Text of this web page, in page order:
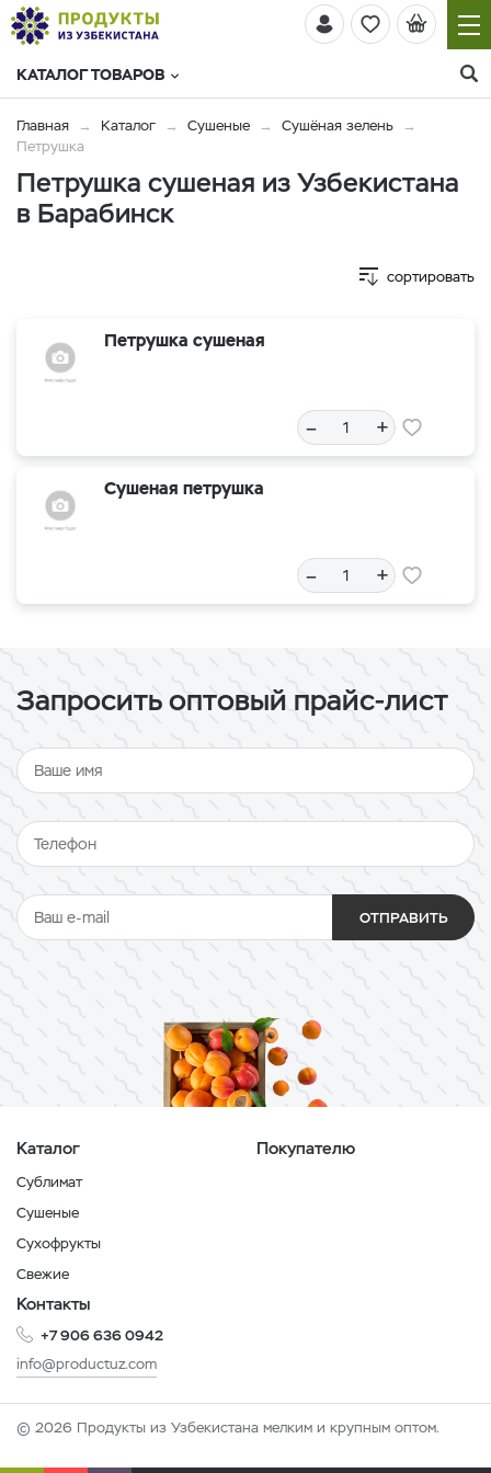
КАТАЛОГ ТОВАРОВ
Главная Каталог Сушеные
Cушёная зелень
Петрушка
Петрушка сушеная из Узбекистана
в Барабинск
сортировать
Петрушка сушеная
– +
Сушеная петрушка
– +
Запросить оптовый прайс-лист
ОТПРАВИТЬ
Каталог
Сублимат
Сушеные
Сухофрукты
Свежие
Покупателю
Контакты
+7 906 636 0942
info@productuz.com
© 2026 Продукты из Узбекистана мелким и крупным оптом.